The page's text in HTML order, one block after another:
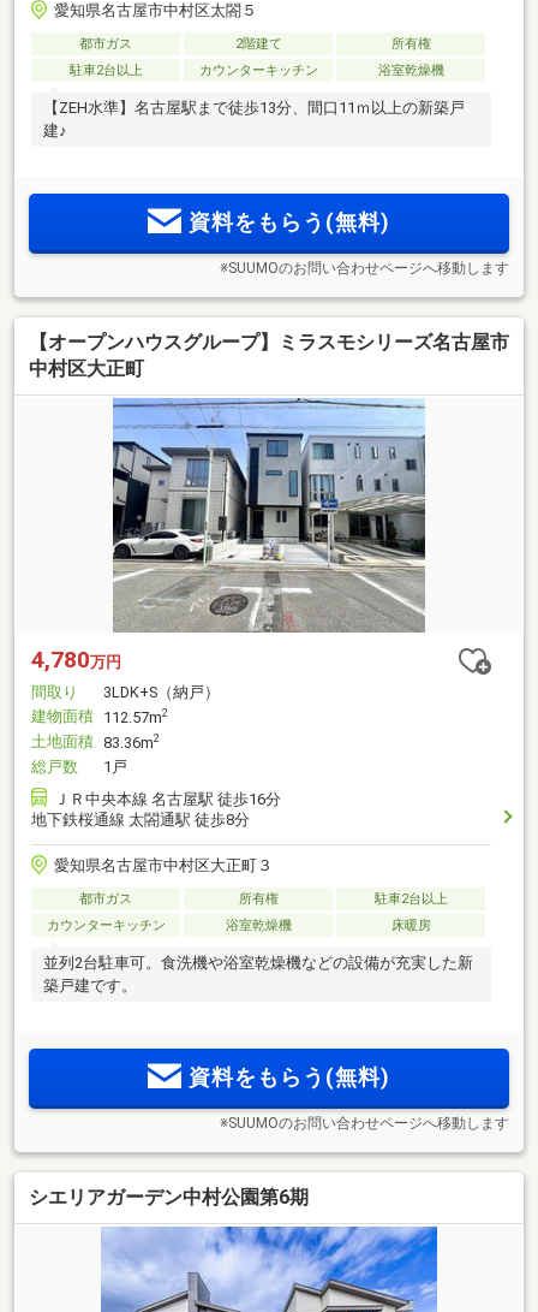
愛知県名古屋市中村区太閤５
都市ガス 2階建て
所有権
駐車2台以上
カウンターキッチン 浴室乾燥機
【ZEH水準】名古屋駅まで徒歩13分、間口11ｍ以上の新築戸
建♪
資料をもらう(無料)
※SUUMOのお問い合わせページへ移動します
【オープンハウスグループ】ミラスモシリーズ名古屋市
中村区大正町
4,780万円
間取り
3LDK+S（納戸）
建物面積 112.57m2
土地面積 83.36m2
総戸数
1戸
ＪＲ中央本線 名古屋駅 徒歩16分
地下鉄桜通線 太閤通駅 徒歩8分
愛知県名古屋市中村区大正町３
都市ガス 所有権
駐車2台以上
カウンターキッチン
浴室乾燥機 床暖房
並列2台駐車可。食洗機や浴室乾燥機などの設備が充実した新
築戸建です。
資料をもらう(無料)
※SUUMOのお問い合わせページへ移動します
シエリアガーデン中村公園第6期